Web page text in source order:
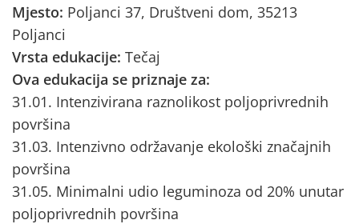
Mjesto: Poljanci 37, Društveni dom, 35213
Poljanci
Vrsta edukacije: Tečaj
Ova edukacija se priznaje za:
31.01. Intenzivirana raznolikost poljoprivrednih
površina
31.03. Intenzivno održavanje ekološki značajnih
površina
31.05. Minimalni udio leguminoza od 20% unutar
poljoprivrednih površina